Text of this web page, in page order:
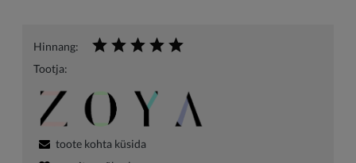
Hinnang:
Tootja:
toote kohta küsida